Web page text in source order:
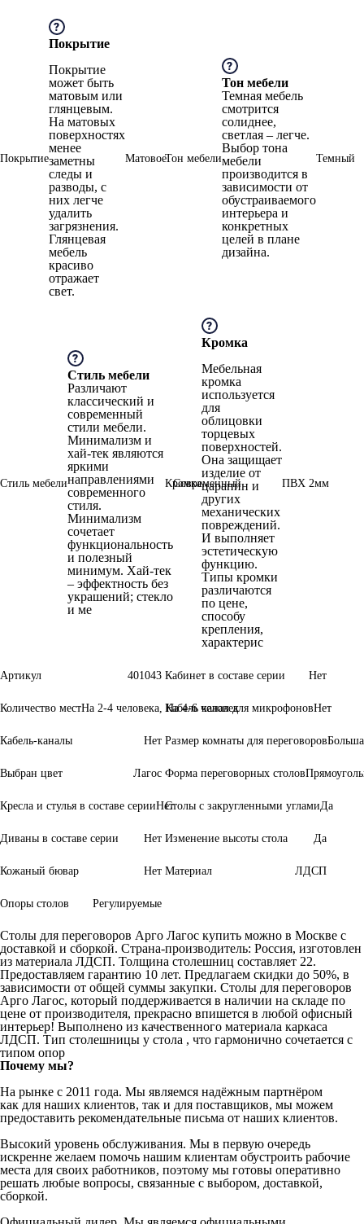
Покрытие
Покрытие
Покрытие
может быть
матовым или
глянцевым.
На матовых
поверхностях
менее
заметны
следы и
разводы, с
них легче
удалить
загрязнения.
Глянцевая
мебель
красиво
отражает
свет.
МатовоеТон мебели
Тон мебели
Темная мебель
смотрится
солиднее,
светлая – легче.
Выбор тона
мебели
производится в
зависимости от
обустраиваемого
интерьера и
конкретных
целей в плане
дизайна.
Темный
Стиль мебели
Стиль мебели
Различают
классический и
современный
стили мебели.
Минимализм и
хай-тек являются
яркими
направлениями
современного
стиля.
Минимализм
сочетает
функциональность
и полезный
минимум. Хай-тек
– эффектность без
украшений; стекло
и ме
Современный
Кромка
Кромка
Мебельная
кромка
используется
для
облицовки
торцевых
поверхностей.
Она защищает
изделие от
царапин и
других
механических
повреждений.
И выполняет
эстетическую
функцию.
Типы кромки
различаются
по цене,
способу
крепления,
характерис
ПВХ 2мм
Артикул 401043 Кабинет в составе серии Нет
Количество местНа 2-4 человека, На 4-6 человекКабель канал для микрофоновНет
Кабель-каналы Нет Размер комнаты для переговоров
Выбран цвет Лагос Форма переговорных столов
Кресла и стулья в составе серииНетСтолы с закругленными угламиДа
Диваны в составе серии Нет Изменение высоты стола Да
Кожаный бювар Нет Материал ЛДСП
Опоры столов Регулируемые
Столы для переговоров Арго Лагос купить можно в Москве с
доставкой и сборкой. Страна-производитель: Россия, изготовлен
из материала ЛДСП. Толщина столешниц составляет 22.
Предоставляем гарантию 10 лет. Предлагаем скидки до 50%, в
зависимости от общей суммы закупки. Столы для переговоров
Арго Лагос, который поддерживается в наличии на складе по
цене от производителя, прекрасно впишется в любой офисный
интерьер! Выполнено из качественного материала каркаса
ЛДСП. Тип столешницы у стола , что гармонично сочетается с
типом опор
Почему мы?
На рынке с 2011 года. Мы являемся надёжным партнёром
как для наших клиентов, так и для поставщиков, мы можем
предоставить рекомендательные письма от наших клиентов.
Высокий уровень обслуживания. Мы в первую очередь
искренне желаем помочь нашим клиентам обустроить рабочие
места для своих работников, поэтому мы готовы оперативно
решать любые вопросы, связанные с выбором, доставкой,
сборкой.